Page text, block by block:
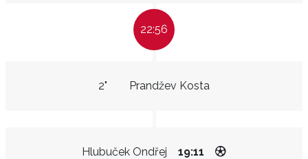
22:56
Prandžev Kosta
2"
Hlubuček Ondřej 19:11